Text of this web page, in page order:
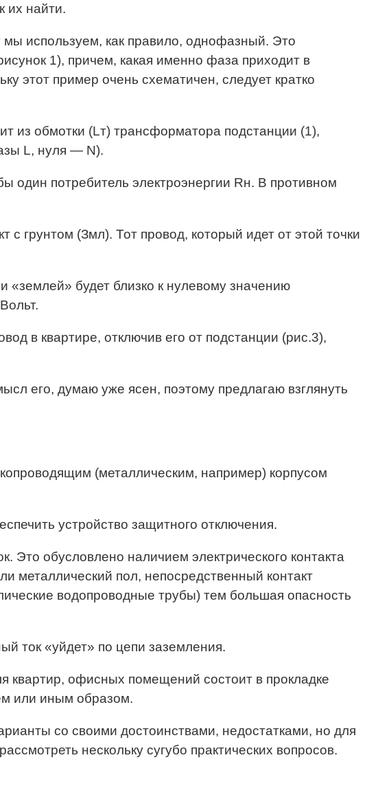
их найти.
используем, как правило, однофазный. Это
1), причем, какая именно фаза приходит в
этот пример очень схематичен, следует кратко
из обмотки (Lт) трансформатора подстанции (1),
L, нуля — N).
один потребитель электроэнергии Rн. В противном
с грунтом (Змл). Тот провод, который идет от этой точки
будет близко к нулевому значению
в квартире, отключив его от подстанции (рис.3),
его, думаю уже ясен, поэтому предлагаю взглянуть
(металлическим, например) корпусом
устройство защитного отключения.
Это обусловлено наличием электрического контакта
металлический пол, непосредственный контакт
водопроводные трубы) тем большая опасность
ток «уйдет» по цепи заземления.
квартир, офисных помещений состоит в прокладке
или иным образом.
со своими достоинствами, недостатками, но для
нескольку сугубо практических вопросов.